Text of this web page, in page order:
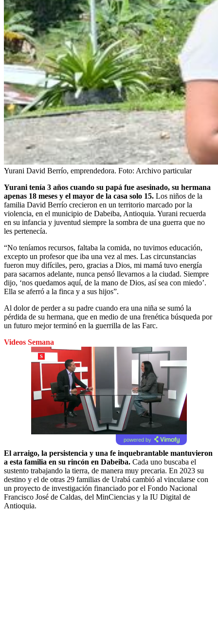
Yurani David Berrío, emprendedora. Foto: Archivo particular
Yurani tenía 3 años cuando su papá fue asesinado, su hermana
apenas 18 meses y el mayor de la casa solo 15. Los niños de la
familia David Berrío crecieron en un territorio marcado por la
violencia, en el municipio de Dabeiba, Antioquia. Yurani recuerda
en su infancia y juventud siempre la sombra de una guerra que no
les pertenecía.
“No teníamos recursos, faltaba la comida, no tuvimos educación,
excepto un profesor que iba una vez al mes. Las circunstancias
fueron muy difíciles, pero, gracias a Dios, mi mamá tuvo energía
para sacarnos adelante, nunca pensó llevarnos a la ciudad. Siempre
dijo, ‘nos quedamos aquí, de la mano de Dios, así sea con miedo’.
Ella se aferró a la finca y a sus hijos”.
Al dolor de perder a su padre cuando era una niña se sumó la
pérdida de su hermana, que en medio de una frenética búsqueda por
un futuro mejor terminó en la guerrilla de las Farc.
Videos Semana
powered by
El arraigo, la persistencia y una fe inquebrantable mantuvieron
a esta familia en su rincón en Dabeiba. Cada uno buscaba el
sustento trabajando la tierra, de manera muy precaria. En 2023 su
destino y el de otras 29 familias de Urabá cambió al vincularse con
un proyecto de investigación financiado por el Fondo Nacional
Francisco José de Caldas, del MinCiencias y la IU Digital de
Antioquia.